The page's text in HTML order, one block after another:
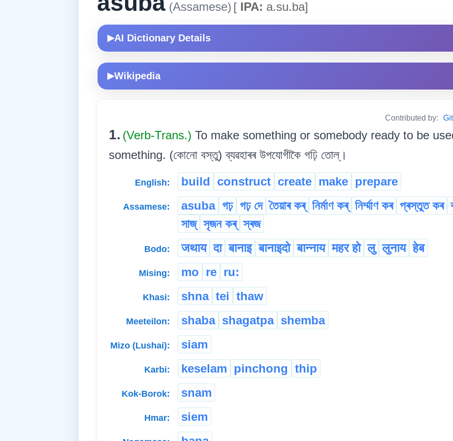
(Assamese) [ IPA: a.su.ba]
▶AI Dictionary Details
▶Wikipedia
Contributed by:
1. (Verb-Trans.) To make something or somebody ready to be
something. (কোনো বস্তু) ব্যৱহাৰৰ উপযোগীকৈ গঢ়ি তোল্।
English: build construct create make prepare
Assamese: asuba গঢ় গঢ় দে তৈয়াৰ কৰ্ নিৰ্মাণ কৰ্ নিৰ্ম্মাণ কৰ প্ৰস্তুত কৰ
সাজ্ সৃজন কৰ্ স্ৰজ
Bodo: जथाय दा बानाइ बानाइदो बान्नाय महर हो लु लुनाय हेब
Mising: mo re ru:
Khasi: shna tei thaw
Meeteilon: shaba shagatpa shemba
Mizo (Lushai): siam
Karbi: keselam pinchong thip
Kok-Borok: snam
Hmar: siem